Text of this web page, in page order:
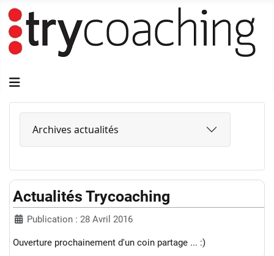
Archives actualités
Actualités Trycoaching
Publication : 28 Avril 2016
Ouverture prochainement d'un coin partage ... :)